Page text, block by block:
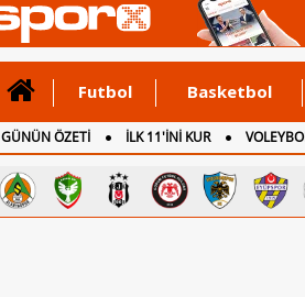
Futbol Basketbol
GÜNÜN ÖZETİ İLK 11'İNİ KUR
CANLI ANLATIM
İNGİLTERE